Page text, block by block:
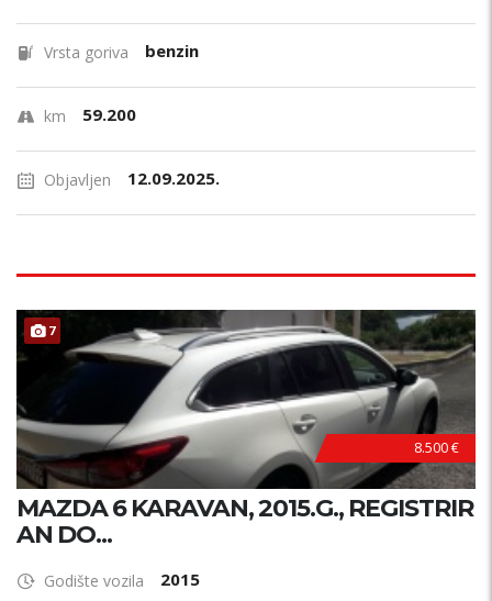
Vrsta goriva benzin
km 59.200
Objavljen 12.09.2025.
7
8.500 €
MAZDA 6 KARAVAN, 2015.G., REGISTRIR
AN DO...
Godište vozila 2015